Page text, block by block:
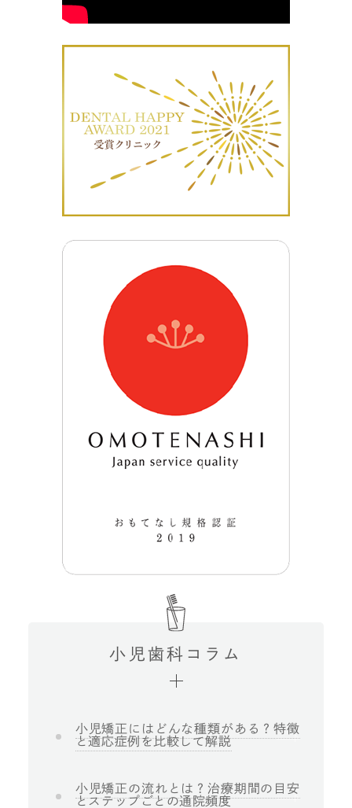
小児歯科コラム
小児矯正にはどんな種類がある？特徴
と適応症例を比較して解説
小児矯正の流れとは？治療期間の目安
とステップごとの通院頻度